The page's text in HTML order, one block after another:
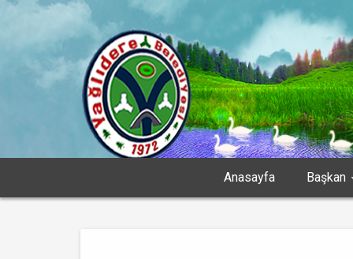
Anasayfa Başkan